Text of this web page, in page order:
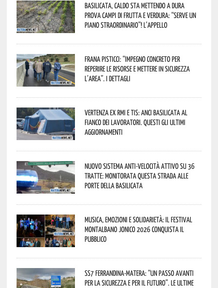
Basilicata, caldo sta mettendo a dura
prova campi di frutta e verdura: “Serve un
piano straordinario”! L’appello
Frana Pisticci: “Impegno concreto per
reperire le risorse e mettere in sicurezza
l’area”. I dettagli
Vertenza ex RMI e TIS: ANCI Basilicata al
fianco dei lavoratori. Questi gli ultimi
aggiornamenti
Nuovo sistema anti-velocità attivo su 36
tratte: monitorata questa strada alle
porte della Basilicata
Musica, emozioni e solidarietà: il Festival
Montalbano Jonico 2026 conquista il
pubblico
SS7 Ferrandina-Matera: “Un passo avanti
per la sicurezza e per il futuro”. Le ultime